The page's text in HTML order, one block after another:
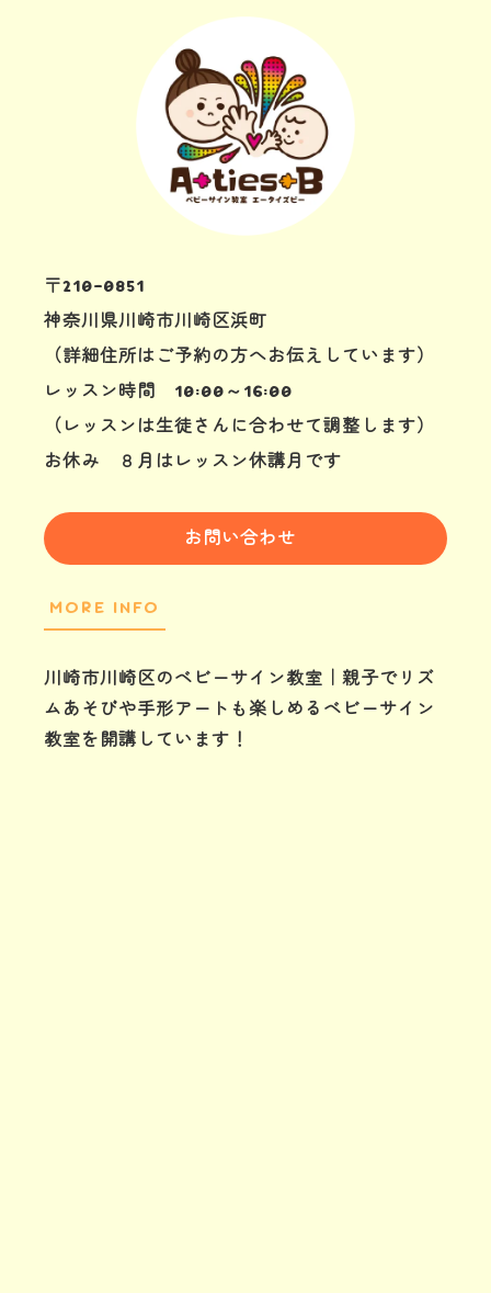
〒210-0851
神奈川県川崎市川崎区浜町
（詳細住所はご予約の方へお伝えしています）
レッスン時間 10:00～16:00
（レッスンは生徒さんに合わせて調整します）
お休み ８月はレッスン休講月です
お問い合わせ
MORE INFO
川崎市川崎区のベビーサイン教室｜親子でリズ
ムあそびや手形アートも楽しめるベビーサイン
教室を開講しています！